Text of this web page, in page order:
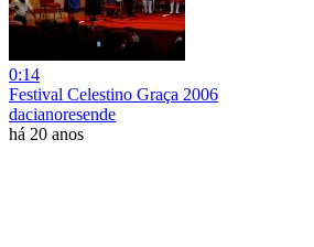
0:14
Festival Celestino Graça 2006
dacianoresende
há 20 anos